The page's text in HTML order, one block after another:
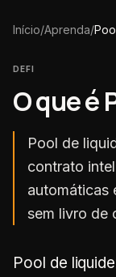
Início/Aprenda/
DEFI
O que é
Pool de
contrato
automáticas
sem livro de
Pool de